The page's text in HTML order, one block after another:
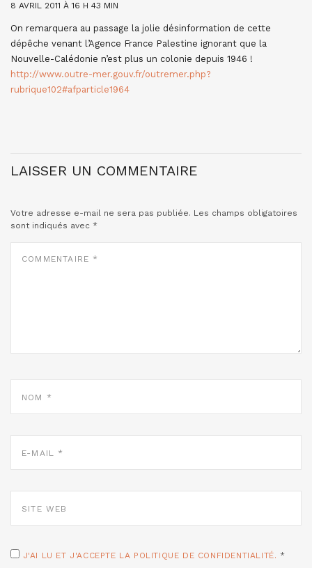
8 AVRIL 2011 À 16 H 43 MIN
On remarquera au passage la jolie désinformation de cette
dépêche venant l’Agence France Palestine ignorant que la
Nouvelle-Calédonie n’est plus un colonie depuis 1946 !
http://www.outre-mer.gouv.fr/outremer.php?
rubrique102#afparticle1964
LAISSER UN COMMENTAIRE
Votre adresse e-mail ne sera pas publiée. Les champs obligatoires
sont indiqués avec *
MAIL
WEB
J'AI LU ET J'ACCEPTE LA POLITIQUE DE CONFIDENTIALITÉ. *